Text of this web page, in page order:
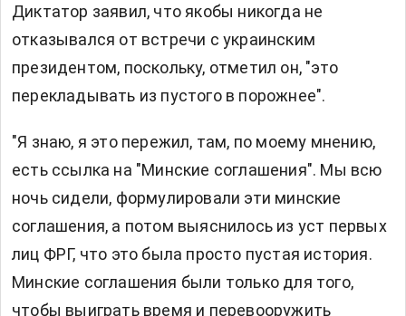
Диктатор заявил, что якобы никогда не
отказывался от встречи с украинским
президентом, поскольку, отметил он, "это
перекладывать из пустого в порожнее".
"Я знаю, я это пережил, там, по моему мнению,
есть ссылка на "Минские соглашения". Мы всю
ночь сидели, формулировали эти минские
соглашения, а потом выяснилось из уст первых
лиц ФРГ, что это была просто пустая история.
Минские соглашения были только для того,
чтобы выиграть время и перевооружить